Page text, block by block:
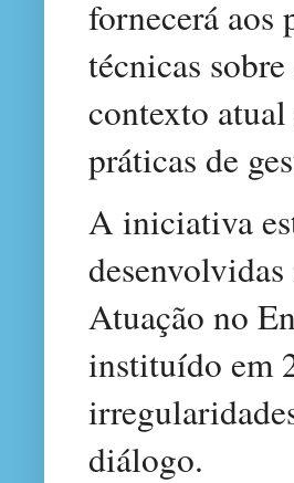
fornecerá aos
técnicas
contexto
práticas de
A iniciativa
Atuação no
instituído em
diálogo.